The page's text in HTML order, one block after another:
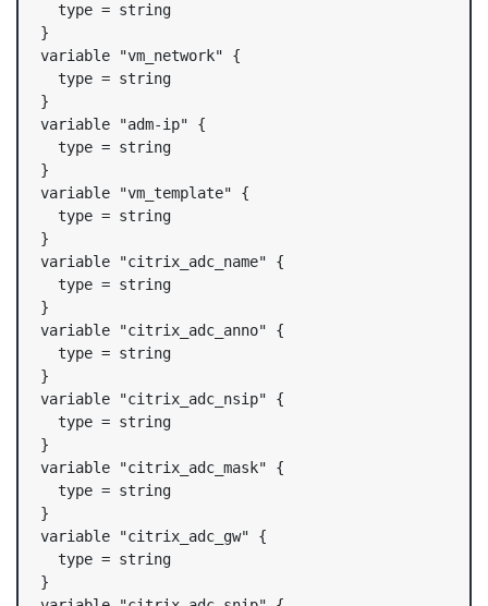
  type = string
}
variable "vm_network" {
  type = string
}
variable "adm-ip" {
  type = string
}
variable "vm_template" {
  type = string
}
variable "citrix_adc_name" {
  type = string
}
variable "citrix_adc_anno" {
  type = string
}
variable "citrix_adc_nsip" {
  type = string
}
variable "citrix_adc_mask" {
  type = string
}
variable "citrix_adc_gw" {
  type = string
}